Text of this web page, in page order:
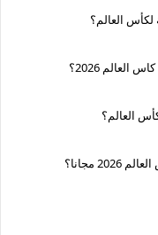
لكأس العالم؟
2026؟
مجانا؟